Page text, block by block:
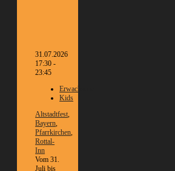
31.07.2026
17:30 -
23:45
Erwachsene
Kids
Altstadtfest
Bayern
Pfarrkirchen
Rottal-
Inn
Vom 31.
Juli bis